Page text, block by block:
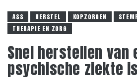
ASS HERSTEL KOPZORGEN
THERAPIE EN ZORG
Snel herstellen van
psychische ziekte